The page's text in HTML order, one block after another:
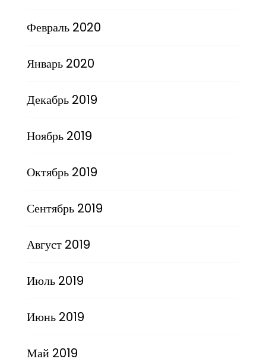
Февраль 2020
Январь 2020
Декабрь 2019
Ноябрь 2019
Октябрь 2019
Сентябрь 2019
Август 2019
Июль 2019
Июнь 2019
Май 2019